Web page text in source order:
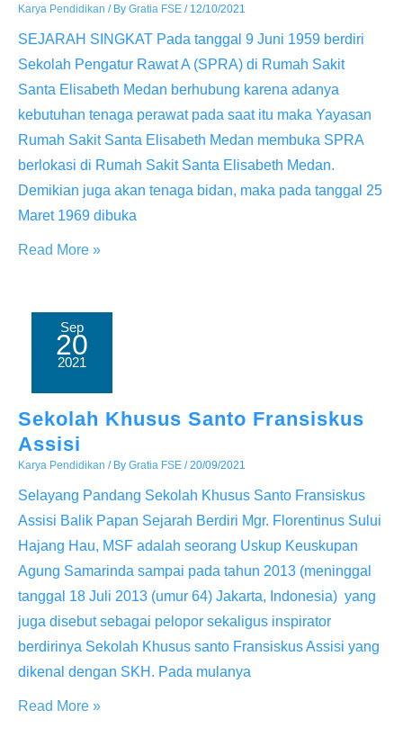
Karya Pendidikan / By Gratia FSE / 12/10/2021
SEJARAH SINGKAT Pada tanggal 9 Juni 1959 berdiri
Sekolah Pengatur Rawat A (SPRA) di Rumah Sakit
Santa Elisabeth Medan berhubung karena adanya
kebutuhan tenaga perawat pada saat itu maka Yayasan
Rumah Sakit Santa Elisabeth Medan membuka SPRA
berlokasi di Rumah Sakit Santa Elisabeth Medan.
Demikian juga akan tenaga bidan, maka pada tanggal 25
Maret 1969 dibuka
Stikes
Read More »
Sep
20
2021
Sekolah Khusus Santo Fransiskus
Assisi
Karya Pendidikan / By Gratia FSE /20/09/2021
Selayang Pandang Sekolah Khusus Santo Fransiskus
Assisi Balik Papan Sejarah Berdiri Mgr. Florentinus Sului
Hajang Hau, MSF adalah seorang Uskup Keuskupan
Agung Samarinda sampai pada tahun 2013 (meninggal
tanggal 18 Juli 2013 (umur 64) Jakarta, Indonesia) yang
juga disebut sebagai pelopor sekaligus inspirator
berdirinya Sekolah Khusus santo Fransiskus Assisi yang
dikenal dengan SKH. Pada mulanya
Sekolah
Read More »